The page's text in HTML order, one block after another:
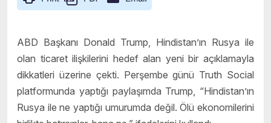
ABD Başkanı Donald Trump, Hindistan’ın Rusya ile
olan ticaret ilişkilerini hedef alan yeni bir açıklamayla
dikkatleri üzerine çekti. Perşembe günü Truth Social
platformunda yaptığı paylaşımda Trump, “Hindistan’ın
Rusya ile ne yaptığı umurumda değil. Ölü ekonomilerini